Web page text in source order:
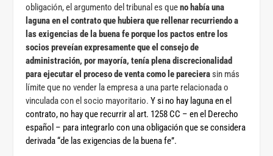
obligación, el argumento del tribunal es queno había una
laguna en el contrato que hubiera que rellenar recurriendo a
las exigencias de la buena fe porque los pactos entre los
socios preveían expresamente que el consejo de
administración, por mayoría, tenía plena discrecionalidad
para ejecutar el proceso de venta como le parecierasin más
límite que no vender la empresa a una parte relacionada o
vinculada con el socio mayoritario.Y si no hay laguna en el
contrato, no hay que recurrir al art. 1258 CC – en el Derecho
español – para integrarlo con una obligación que se considera
derivada “de las exigencias de la buena fe”.